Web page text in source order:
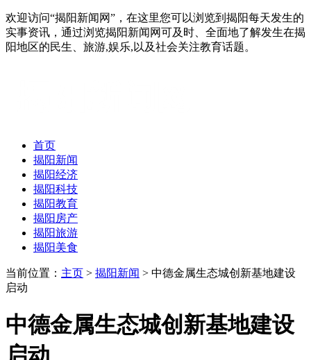
欢迎访问“揭阳新闻网”，在这里您可以浏览到揭阳每天发生的
实事资讯，通过浏览揭阳新闻网可及时、全面地了解发生在揭
阳地区的民生、旅游,娱乐,以及社会关注教育话题。
首页
揭阳新闻
揭阳经济
揭阳科技
揭阳教育
揭阳房产
揭阳旅游
揭阳美食
当前位置： 主页 > 揭阳新闻 > 中德金属生态城创新基地建设
启动
中德金属生态城创新基地建设